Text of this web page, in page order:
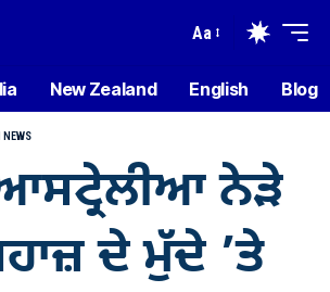
Aa
New Zealand English Blog
NEWS
ਨੇੜੇ
ਦੇ ਮੁੱਦੇ ’ਤੇ